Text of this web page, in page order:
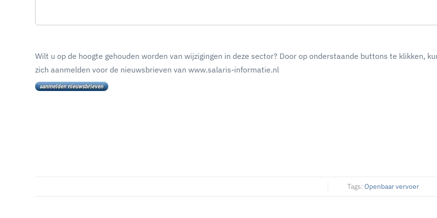
Wilt u op de hoogte gehouden worden van wijzigingen in deze sector? Door op onderstaande buttons te klikken,
zich aanmelden voor de nieuwsbrieven van www.salaris-informatie.nl
Tags: Openbaar vervoer